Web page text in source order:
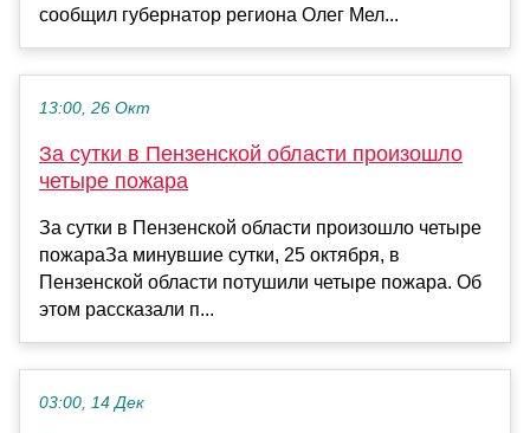
сообщил губернатор региона Олег Мел...
13:00, 26 Окт
За сутки в Пензенской области произошло
четыре пожара
За сутки в Пензенской области произошло четыре
пожараЗа минувшие сутки, 25 октября, в
Пензенской области потушили четыре пожара. Об
этом рассказали п...
03:00, 14 Дек